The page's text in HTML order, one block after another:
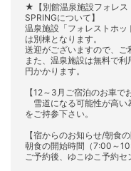
★【別館温泉施設フォレス
SPRINGについて】
温泉施設「フォレストホッ
は別棟となります。
送迎がございますので、ご
また、温泉施設は無料で
円かかります。
【12～3月ご宿泊のお車で
雪道になる可能性が高い
をご持参下さい。
【宿からのお知らせ/朝食
朝食の開始時間（7:00～
ご予約後、ゆこゆこ予約セ